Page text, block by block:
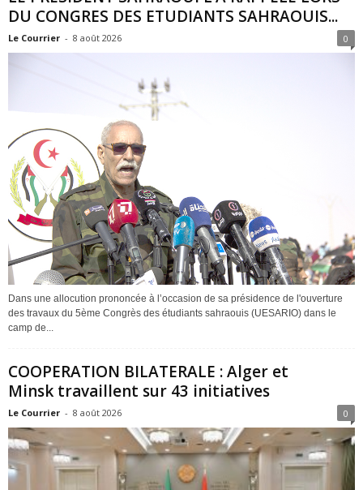
DU CONGRES DES ETUDIANTS SAHRAOUIS...
Le Courrier - 8 août 2026 0
Dans une allocution prononcée à l’occasion de sa présidence de l'ouverture
des travaux du 5ème Congrès des étudiants sahraouis (UESARIO) dans le
camp de...
COOPERATION BILATERALE : Alger et
Minsk travaillent sur 43 initiatives
Le Courrier - 8 août 2026 0